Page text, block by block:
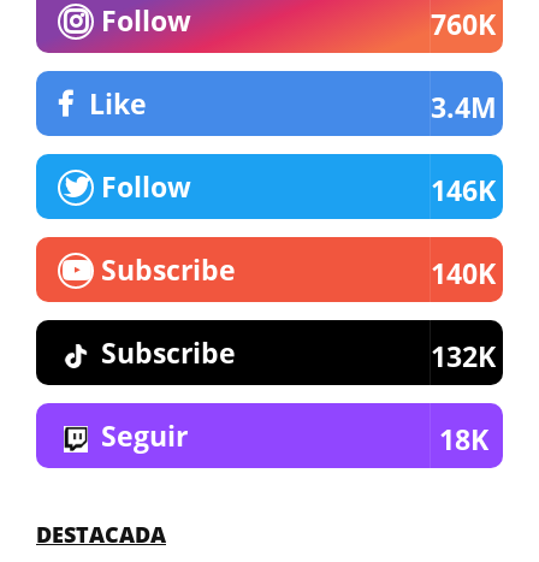
Follow 760K
Like 3.4M
Follow 146K
Subscribe 140K
Subscribe 132K
Seguir 18K
DESTACADA